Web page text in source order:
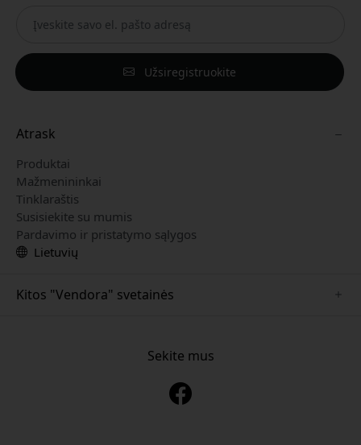
Užsiregistruokite
Atrask
Produktai
Mažmenininkai
Tinklaraštis
Susisiekite su mumis
Pardavimo ir pristatymo sąlygos
Lietuvių
Kitos "Vendora" svetainės
Sekite mus